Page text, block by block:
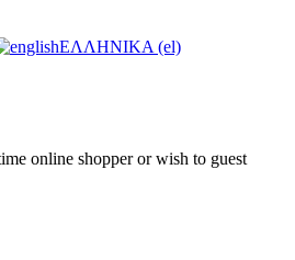
ΕΛΛΗΝΙΚΑ (el)
online shopper or wish to guest